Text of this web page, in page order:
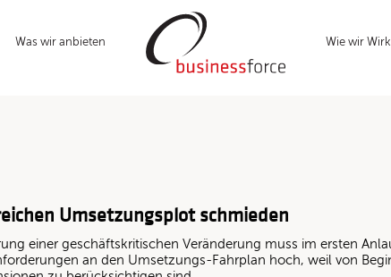
Was wir anbieten Wie wir
Umsetzungsplot schmieden
einer geschäftskritischen Veränderung muss im ersten
an den Umsetzungs-Fahrplan hoch, weil von